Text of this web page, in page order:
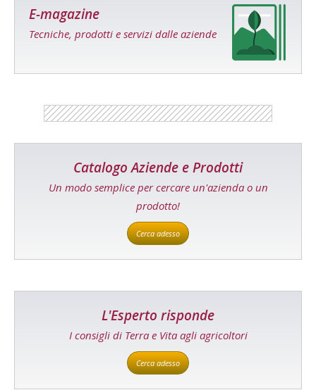
E-magazine
Tecniche, prodotti e servizi dalle aziende
Catalogo Aziende e Prodotti
Un modo semplice per cercare un'azienda o un
prodotto!
Cerca adesso
L'Esperto risponde
I consigli di Terra e Vita agli agricoltori
Cerca adesso